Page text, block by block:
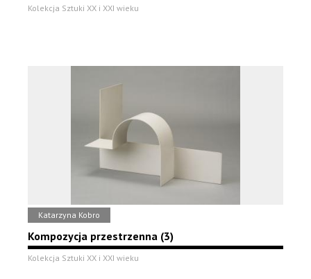
Kolekcja Sztuki XX i XXI wieku
Katarzyna Kobro
Kompozycja przestrzenna (3)
Kolekcja Sztuki XX i XXI wieku